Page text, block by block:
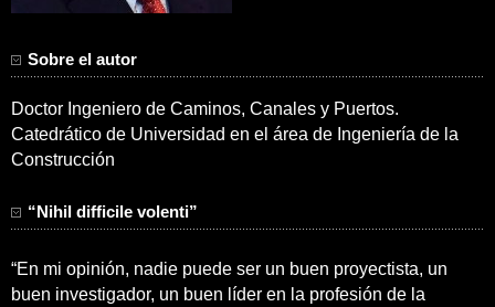
Sobre el autor
Doctor Ingeniero de Caminos, Canales y Puertos.
Catedrático de Universidad en el área de Ingeniería de la
Construcción
“Nihil difficile volenti”
“En mi opinión, nadie puede ser un buen proyectista, un
buen investigador, un buen líder en la profesión de la